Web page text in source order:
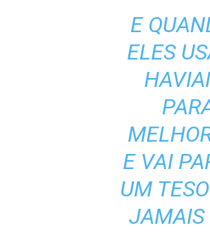
E
ELES
E VAI
UM
JAMAIS